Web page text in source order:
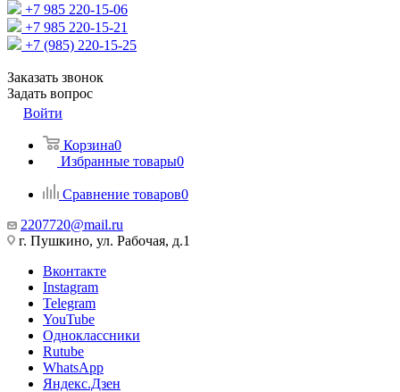
+7 985 220-15-06
+7 985 220-15-21
+7 (985) 220-15-25
Заказать звонок
Задать вопрос
Войти
Корзина0
Избранные товары0
Сравнение товаров0
2207720@mail.ru
г. Пушкино, ул. Рабочая, д.1
Вконтакте
Instagram
Telegram
YouTube
Одноклассники
Rutube
WhatsApp
Яндекс.Дзен